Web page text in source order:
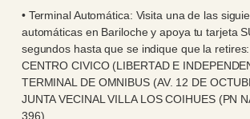
• Terminal Automática: Visita una de las
automáticas en Bariloche y apoya tu tarjeta
segundos hasta que se indique que la retires:
CENTRO CIVICO (LIBERTAD E
TERMINAL DE OMNIBUS (AV. 12 DE
JUNTA VECINAL VILLA LOS COIHUES (PN
396)